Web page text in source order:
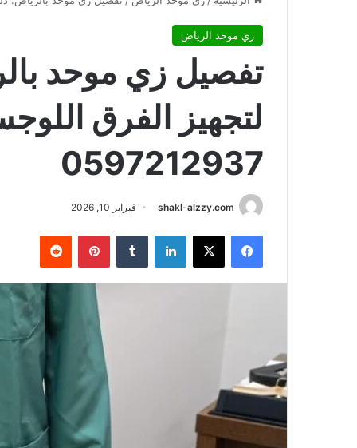
زي موحد الرياض
تفصيل زي موحد
لتجهيز الفرق
0597212937
shakl-alzzy.com فبراير 10, 2026
فيسبوك X لينكدإن بينتيريست